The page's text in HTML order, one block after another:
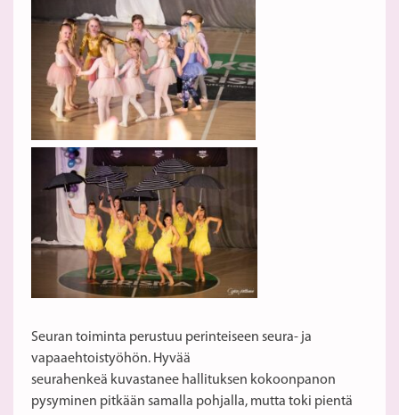
Seuran toiminta perustuu perinteiseen seura- ja
vapaaehtoistyöhön. Hyvää
seurahenkeä kuvastanee hallituksen kokoonpanon
pysyminen pitkään samalla pohjalla, mutta toki pientä